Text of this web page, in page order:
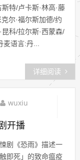
斯特/卢卡斯·林高·藤
尔·福尔斯加德/约
昆科/拉尔斯·西蒙森/
语言:丹...
详细阅读
wuxiu
开播
剧《恐雨》描述一
即死」的致命瘟疫